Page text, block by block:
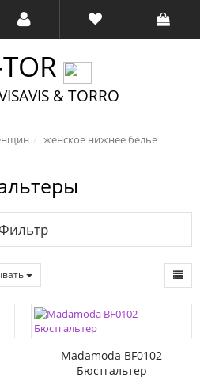
& TORRO
женское нижнее белье
Фильтр
Madamoda BF0102
Бюстгальтер